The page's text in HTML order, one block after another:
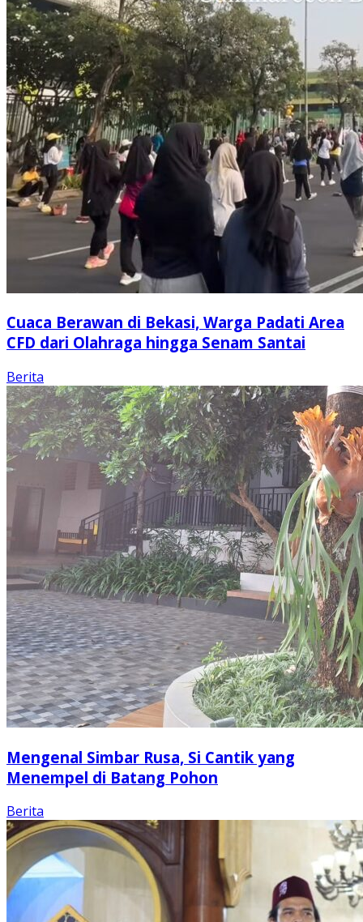
Cuaca Berawan di Bekasi, Warga Padati Area
CFD dari Olahraga hingga Senam Santai
Berita
Mengenal Simbar Rusa, Si Cantik yang
Menempel di Batang Pohon
Berita